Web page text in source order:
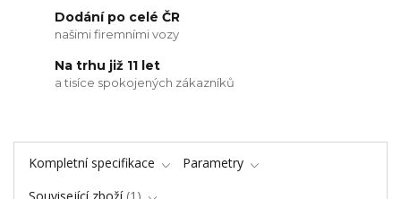
Dodání po celé ČR
našimi firemními vozy
Na trhu již 11 let
a tisíce spokojených zákazníků
Kompletní specifikace
Parametry
Související zboží 1